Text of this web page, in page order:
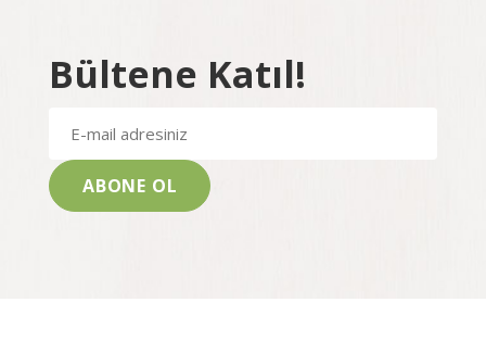
Bültene Katıl!